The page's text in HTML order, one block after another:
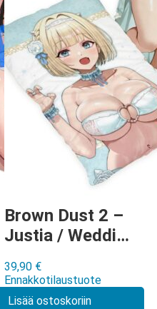
Brown Dust 2 –
Justia / Wedding
tyynyliina
39,90 €
Ennakkotilaustuote
Lisää ostoskoriin